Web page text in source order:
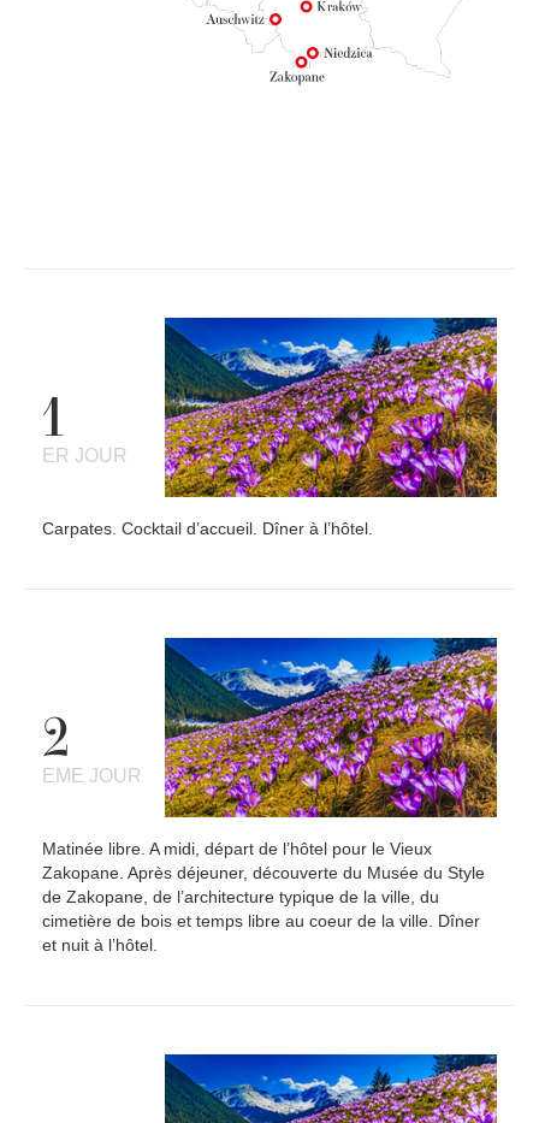
1
ER JOUR
Carpates. Cocktail d’accueil. Dîner à l’hôtel.
2
EME JOUR
Matinée libre. A midi, départ de l’hôtel pour le Vieux
Zakopane. Après déjeuner, découverte du Musée du Style
de Zakopane, de l’architecture typique de la ville, du
cimetière de bois et temps libre au coeur de la ville. Dîner
et nuit à l’hôtel.